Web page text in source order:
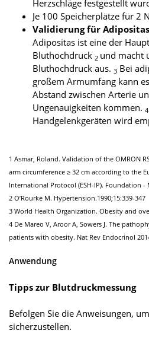
Herzschläge festgestellt
Je 100 Speicherplätze für 2
Validierung für Adipositas
Adipositas ist eine der
Bluthochdruck 2 und macht
Bluthochdruck aus. 3 Bei
großem Armumfang kann
Abstand zwischen Arterie
Ungenauigkeiten kommen. 4
Handgelenkgeräten wird
1 Asmar, Roland. Validation of the OMRON
arm circumference ≥ 32 cm according to the
International Protocol (ESH-IP). Foundation -
2 O’Rourke M. Hypertension.1990;15:339-347
3 World Health Organization. Obesity and
4 De Mareo V, Aroor A, Sowers J. The
patients with obesity. Nat Rev Endocrinol
Anwendung
Tipps zur Blutdruckmessung
Befolgen Sie die Anweisungen,
sicherzustellen.